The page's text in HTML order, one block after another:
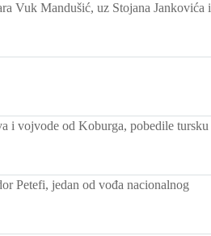
Vuk Mandušić, uz Stojana Jankovića i
i vojvode od Koburga, pobedile tursku
Petefi, jedan od vođa nacionalnog